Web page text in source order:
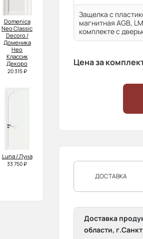
Domenica
Neo Classic
Decoro /
Доменика
Нео
Классик
Декоро
20 315 ₽
Luna / Луна
33 750 ₽
Защелка с
магнитная AGB,
комплекте с
Цена за
ДОСТАВКА
Доставка
области,